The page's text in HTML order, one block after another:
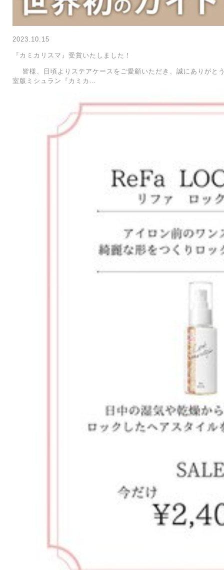
2023.10.15
『カミカリスマ』受賞いたしました！
皆様、日頃よりステアケースをご愛顧いただき、誠にありがと
室版ミシュラン『カミカ…